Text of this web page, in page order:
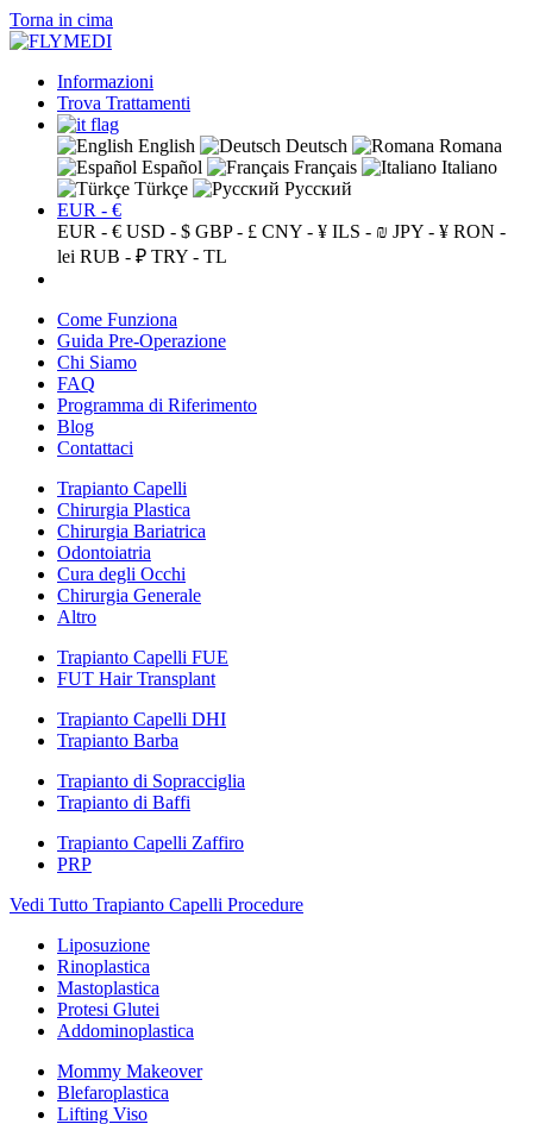
Torna in cima
Informazioni
Trova Trattamenti
English Deutsch
Romana
Español
Français
Italiano
Türkçe
Русский
EUR - €
EUR - € USD - $ GBP - £ CNY - ¥ ILS - ₪ JPY - ¥ RON -
lei RUB - ₽ TRY - TL
Come Funziona
Guida Pre-Operazione
Chi Siamo
FAQ
Programma di Riferimento
Blog
Contattaci
Trapianto Capelli
Chirurgia Plastica
Chirurgia Bariatrica
Odontoiatria
Cura degli Occhi
Chirurgia Generale
Altro
Trapianto Capelli FUE
FUT Hair Transplant
Trapianto Capelli DHI
Trapianto Barba
Trapianto di Sopracciglia
Trapianto di Baffi
Trapianto Capelli Zaffiro
PRP
Vedi Tutto Trapianto Capelli Procedure
Liposuzione
Rinoplastica
Mastoplastica
Protesi Glutei
Addominoplastica
Mommy Makeover
Blefaroplastica
Lifting Viso